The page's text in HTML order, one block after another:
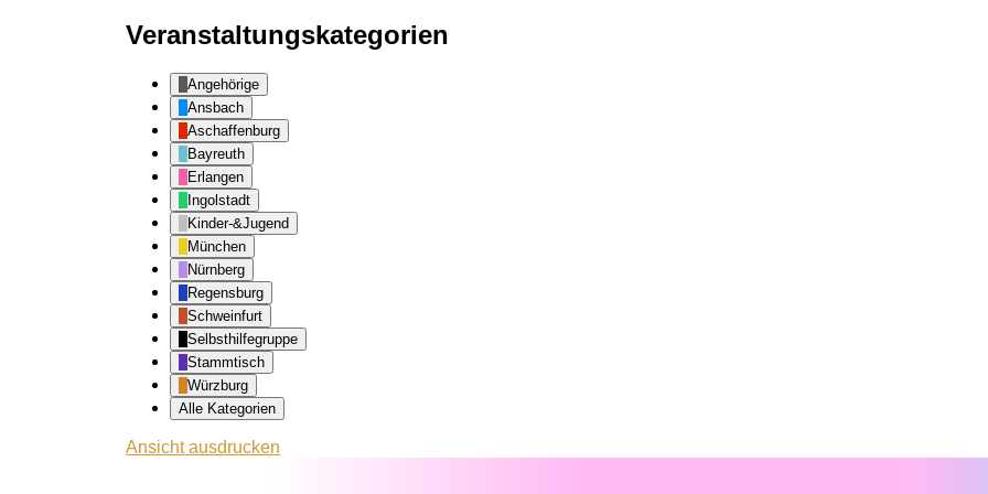
Veranstaltungskategorien
Angehörige
Ansbach
Aschaffenburg
Bayreuth
Erlangen
Ingolstadt
Kinder-&Jugend
München
Nürnberg
Regensburg
Schweinfurt
Selbsthilfegruppe
Stammtisch
Würzburg
Alle Kategorien
Ansichtausdrucken